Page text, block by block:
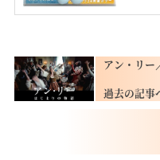
アン・リー